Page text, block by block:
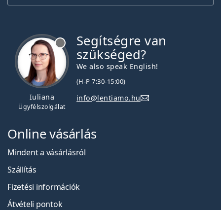
Iuliana
Ügyfélszolgálat
Segítségre van
szükséged?
We also speak English!
(H-P 7:30-15:00)
info@lentiamo.hu
Online vásárlás
Mindent a vásárlásról
Szállítás
Fizetési információk
Átvételi pontok